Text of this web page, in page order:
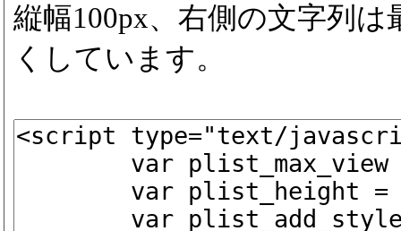
縦幅100px、右側の文字列
くしています。